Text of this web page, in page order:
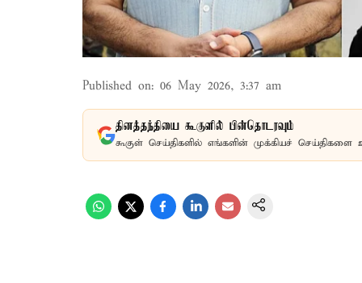
Published on: 06 May 2026, 3:37 am
தினத்தந்தியை கூகுளில் பின்தொடரவும்
கூகுள் செய்திகளில் எங்களின் முக்கியச் செய்திகளை